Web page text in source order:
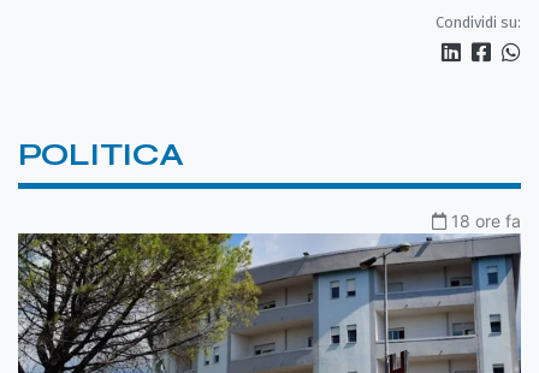
Condividi su:
POLITICA
18 ore fa